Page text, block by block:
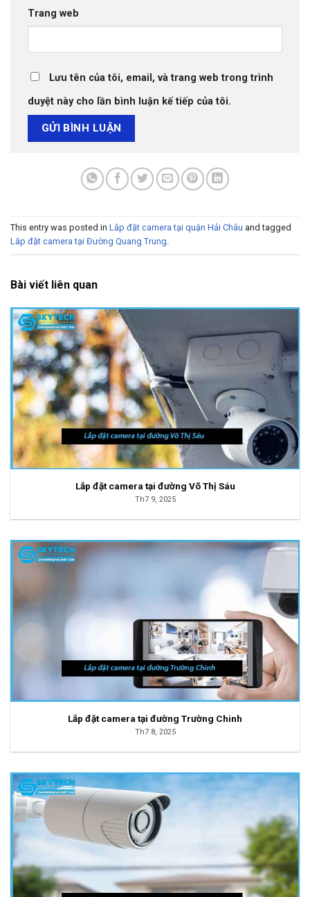
Trang web
Lưu tên của tôi, email, và trang web trong trình
duyệt này cho lần bình luận kế tiếp của tôi.
This entry was posted in Lắp đặt camera tại quận Hải Châu and tagged
Lắp đặt camera tại Đường Quang Trung.
Bài viết liên quan
Lắp đặt camera tại đường Võ Thị Sáu
Th7 9, 2025
Lắp đặt camera tại đường Trường Chinh
Th7 8, 2025